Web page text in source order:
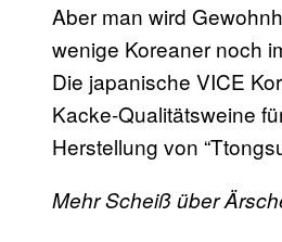
Aber man wird
wenige Koreaner noch
Die japanische VICE
Kacke-Qualitätsweine
Herstellung von
Mehr Scheiß über